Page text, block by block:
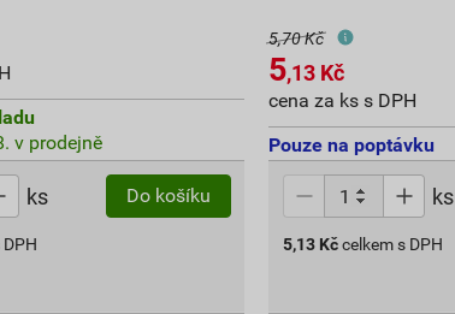
v prodejně
ks Do košíku
5,70 Kč
5,13 Kč
cena za ks s DPH
Pouze na poptávku
ks
5,13 Kčcelkem s DPH